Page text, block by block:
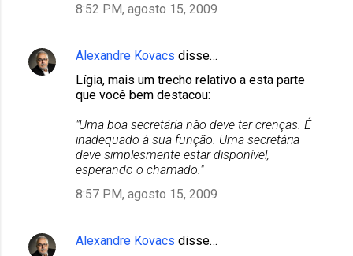
8:52 PM, agosto 15, 2009
Alexandre Kovacs disse…
Lígia, mais um trecho relativo a esta parte
que você bem destacou:
"Uma boa secretária não deve ter crenças. É
inadequado à sua função. Uma secretária
deve simplesmente estar disponível,
esperando o chamado."
8:57 PM, agosto 15, 2009
Alexandre Kovacs disse…